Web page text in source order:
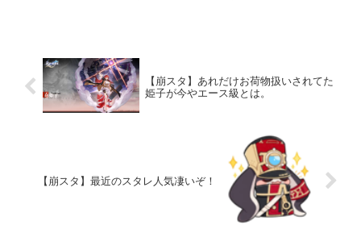
【崩スタ】あれだけお荷物扱いされてた
姫子が今やエース級とは。
【崩スタ】最近のスタレ人気凄いぞ！